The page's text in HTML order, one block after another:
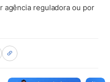
agência reguladora ou por